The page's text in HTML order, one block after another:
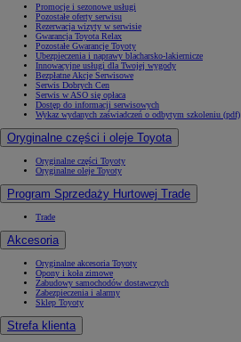
Promocje i sezonowe usługi
Pozostałe oferty serwisu
Rezerwacja wizyty w serwisie
Gwarancja Toyota Relax
Pozostałe Gwarancje Toyoty
Ubezpieczenia i naprawy blacharsko-lakiernicze
Innowacyjne usługi dla Twojej wygody
Bezpłatne Akcje Serwisowe
Serwis Dobrych Cen
Serwis w ASO się opłaca
Dostęp do informacji serwisowych
Wykaz wydanych zaświadczeń o odbytym szkoleniu (pdf)
Oryginalne części i oleje Toyota
Oryginalne części Toyoty
Oryginalne oleje Toyoty
Program Sprzedaży Hurtowej Trade
Trade
Akcesoria
Oryginalne akcesoria Toyoty
Opony i koła zimowe
Zabudowy samochodów dostawczych
Zabezpieczenia i alarmy
Sklep Toyoty
Strefa klienta